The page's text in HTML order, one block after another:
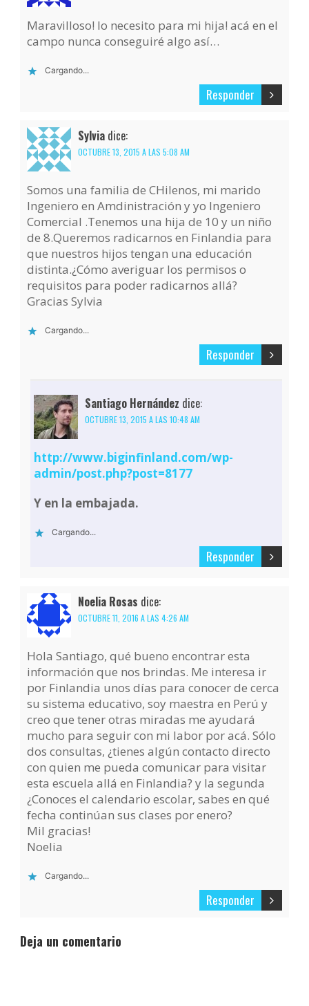
Maravilloso! lo necesito para mi hija! acá en el
campo nunca conseguiré algo así…
Cargando...
Responder
Sylvia dice:
OCTUBRE 13, 2015 A LAS 5:08 AM
Somos una familia de CHilenos, mi marido
Ingeniero en Amdinistración y yo Ingeniero
Comercial .Tenemos una hija de 10 y un niño
de 8.Queremos radicarnos en Finlandia para
que nuestros hijos tengan una educación
distinta.¿Cómo averiguar los permisos o
requisitos para poder radicarnos allá?
Gracias Sylvia
Cargando...
Responder
Santiago Hernández dice:
OCTUBRE 13, 2015 A LAS 10:48 AM
http://www.biginfinland.com/wp-
admin/post.php?post=8177
Y en la embajada.
Cargando...
Responder
Noelia Rosas dice:
OCTUBRE 11, 2016 A LAS 4:26 AM
Hola Santiago, qué bueno encontrar esta
información que nos brindas. Me interesa ir
por Finlandia unos días para conocer de cerca
su sistema educativo, soy maestra en Perú y
creo que tener otras miradas me ayudará
mucho para seguir con mi labor por acá. Sólo
dos consultas, ¿tienes algún contacto directo
con quien me pueda comunicar para visitar
esta escuela allá en Finlandia? y la segunda
¿Conoces el calendario escolar, sabes en qué
fecha continúan sus clases por enero?
Mil gracias!
Noelia
Cargando...
Responder
Deja un comentario